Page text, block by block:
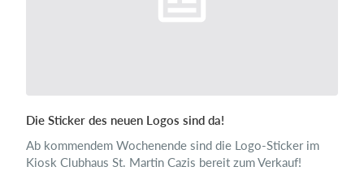
Die Sticker des neuen Logos sind da!
Ab kommendem Wochenende sind die Logo-Sticker im
Kiosk Clubhaus St. Martin Cazis bereit zum Verkauf!